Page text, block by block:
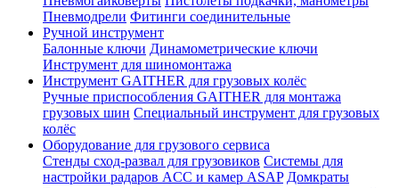
Пневмодрели Фитинги соединительные
Ручной инструмент
Балонные ключи Динамометрические ключи
Инструмент для шиномонтажа
Инструмент GAITHER для грузовых колёс
Ручные приспособления GAITHER для монтажа
грузовых шин Специальный инструмент для грузовых
колёс
Оборудование для грузового сервиса
Стенды сход-развал для грузовиков Системы для
настройки радаров ACC и камер ASAP Домкраты